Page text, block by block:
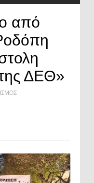
από
ΔΕΘ»